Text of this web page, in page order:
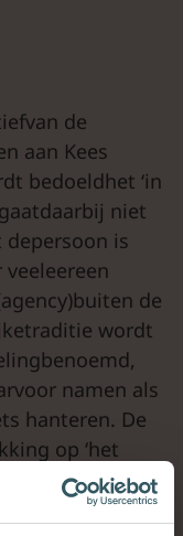
de
aan Kees
bedoeldhet ‘in
niet
is
de
wordt
namen als
hanteren. De
op ‘het
–
Macht,